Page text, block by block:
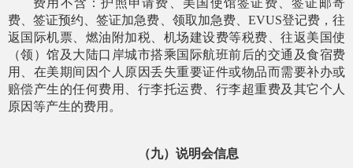
费用不含：护照申请费、美国使馆签证费、签证邮寄
费、签证预约、签证加急费、领取加急费、 EVUS登记费，往
返国际机票、燃油附加税、机场建设费等税费、往返美国使
（领）馆及大陆口岸城市搭乘国际航班前后的交通及食宿费
用、在美期间因个人原因丢失重要证件或物品而需要补办或
赔偿产生的任何费用、行李托运费、行李超重费及其它个人
原因等产生的费用。
（九）说明会信息